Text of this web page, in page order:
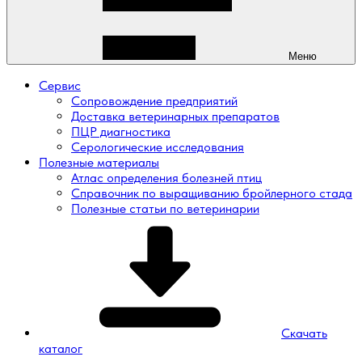
Меню
Сервис
Сопровождение предприятий
Доставка ветеринарных препаратов
ПЦР диагностика
Серологические исследования
Полезные материалы
Атлас определения болезней птиц
Справочник по выращиванию бройлерного стада
Полезные статьи по ветеринарии
Скачать
каталог